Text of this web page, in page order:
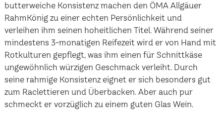
butterweiche Konsistenz machen den ÖMA Allgäuer
RahmKönig zu einer echten Persönlichkeit und
verleihen ihm seinen hoheitlichen Titel. Während seiner
mindestens 3-monatigen Reifezeit wird er von Hand mit
Rotkulturen gepflegt, was ihm einen für Schnittkäse
ungewöhnlich würzigen Geschmack verleiht. Durch
seine rahmige Konsistenz eignet er sich besonders gut
zum Raclettieren und Überbacken. Aber auch pur
schmeckt er vorzüglich zu einem guten Glas Wein.